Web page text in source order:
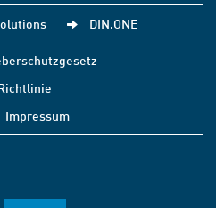
DIN.ONE
Impressum